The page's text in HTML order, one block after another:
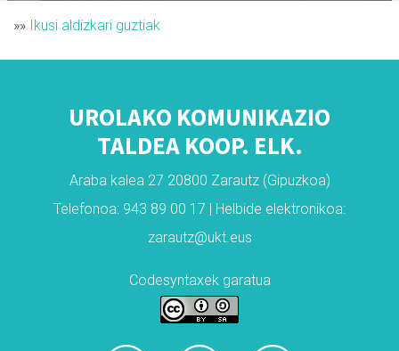
»» Ikusi aldizkari guztiak
UROLAKO KOMUNIKAZIO
TALDEA KOOP. ELK.
Araba kalea 27 20800 Zarautz (Gipuzkoa)
Telefonoa: 943 89 00 17 | Helbide elektronikoa:
zarautz@ukt.eus
Codesyntaxek garatua